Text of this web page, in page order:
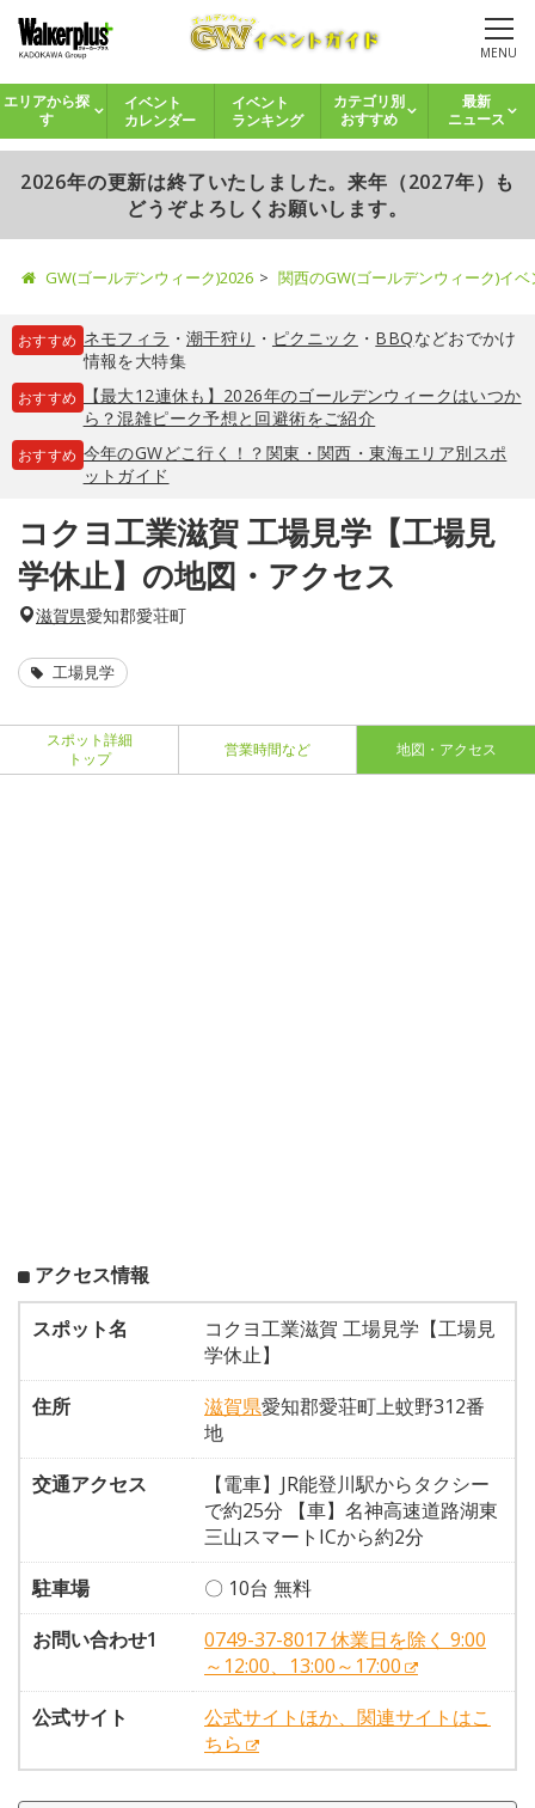
MENU
エリアから探
す
イベント
カレンダー
イベント
ランキング
カテゴリ別
おすすめ
最新
ニュース
2026年の更新は終了いたしました。来年（2027年）も
どうぞよろしくお願いします。
GW(ゴールデンウィーク)2026 関西のGW(ゴールデンウィーク)イ
おすすめ ネモフィラ ・ 潮干狩り ・ ピクニック ・ BBQなどおでかけ
情報を大特集
おすすめ
【最大12連休も】2026年のゴールデンウィークはいつか
ら？混雑ピーク予想と回避術をご紹介
おすすめ 今年のGWどこ行く！？関東・関西・東海エリア別スポ
ットガイド
コクヨ工業滋賀 工場見学【工場見
学休止】の地図・アクセス
滋賀県愛知郡愛荘町
工場見学
スポット詳細
トップ
営業時間など 地図・アクセス
アクセス情報
スポット名
コクヨ工業滋賀 工場見学【工場見
学休止】
住所
滋賀県愛知郡愛荘町上蚊野312番
地
交通アクセス
【電車】JR能登川駅からタクシー
で約25分 【車】名神高速道路湖東
三山スマートICから約2分
駐車場
〇 10台 無料
お問い合わせ1
0749-37-8017 休業日を除く 9:00
～12:00、13:00～17:00
公式サイト
公式サイトほか、関連サイトはこ
ちら